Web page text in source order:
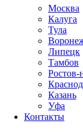
Москва
Калуга
Тула
Липецк
Тамбов
Казань
Уфа
Контакты